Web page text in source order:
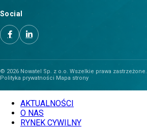
Social
© 2026 Nowatel Sp. z o.o. Wszelkie prawa zastrzeżone.
Polityka prywatności·Mapa strony
AKTUALNOŚCI
O NAS
RYNEK CYWILNY